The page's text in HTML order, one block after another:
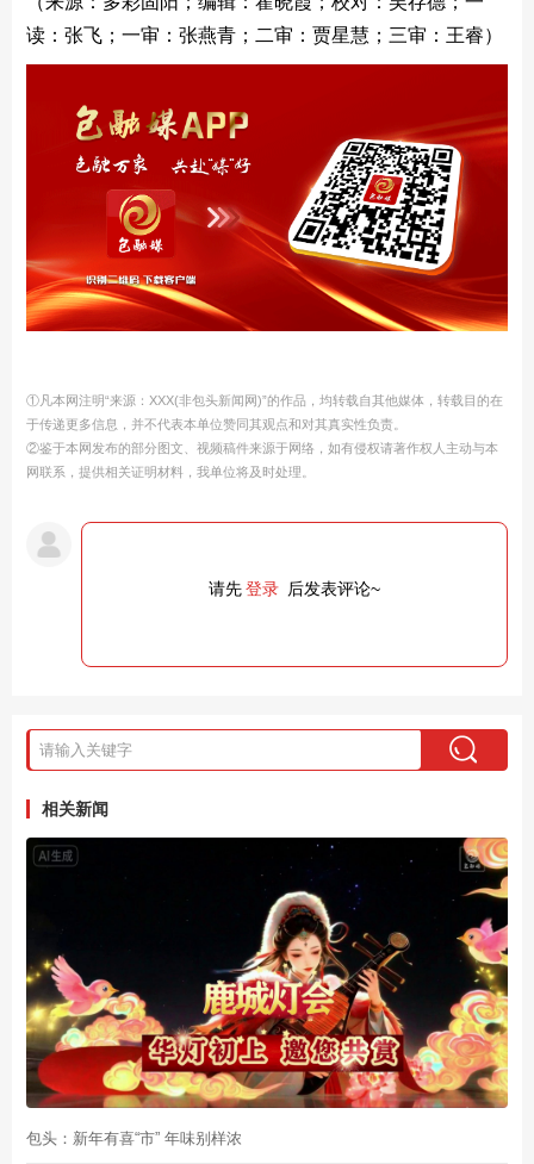
读：张飞；一审：张燕青；二审：贾星慧；三审：王睿）
①凡本网注明“来源：XXX(非包头新闻网)”的作品，均转载自其他媒体，转载目的在
于传递更多信息，并不代表本单位赞同其观点和对其真实性负责。
②鉴于本网发布的部分图文、视频稿件来源于网络，如有侵权请著作权人主动与本
网联系，提供相关证明材料，我单位将及时处理。
请先登录 后发表评论~
相关新闻
包头：新年有喜“市” 年味别样浓